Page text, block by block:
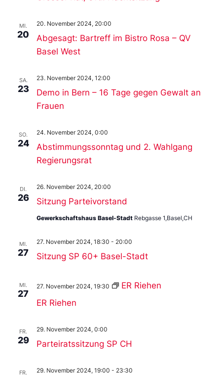
MI.
20
Abgesagt: Bartreff im Bistro Rosa – QV
Basel West
20. November 2024, 20:00
SA.
23
Demo in Bern – 16 Tage gegen Gewalt an
Frauen
23. November 2024, 12:00
SO.
24
Abstimmungssonntag und 2. Wahlgang
Regierungsrat
24. November 2024, 0:00
DI.
26 Sitzung Parteivorstand
26. November 2024, 20:00
Gewerkschaftshaus Basel-Stadt Rebgasse 1,Basel,CH
MI.
27 Sitzung SP 60+ Basel-Stadt
27. November 2024, 18:30 - 20:00
MI.
27
ER Riehen
27. November 2024, 19:30 ER Riehen
FR.
29 Parteiratssitzung SP CH
29. November 2024, 0:00
FR. 29. November 2024, 19:00 - 23:30